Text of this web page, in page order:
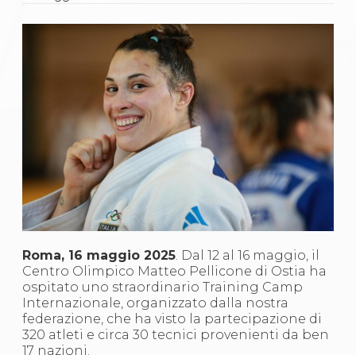
Arbitri
Lotta
La disciplina
News
Gare e Risultati
Attività Didattica
Albi Federali
Karate
La disciplina
Gare e Risultati
Attività Didattica
Albi Federali
Aikido
Ju Jitsu
Sumo
Capoeira
Grappling
BJJ
Roma, 16 maggio 2025. Dal 12 al 16 maggio, il
Centro Olimpico Matteo Pellicone di Ostia ha
ospitato uno straordinario Training Camp
Internazionale, organizzato dalla nostra
federazione, che ha visto la partecipazione di
320 atleti e circa 30 tecnici provenienti da ben
17 nazioni.